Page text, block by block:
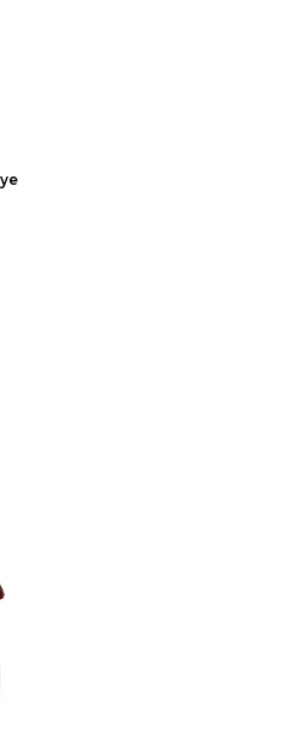
CONVERTIBLE (LÈVRES ET